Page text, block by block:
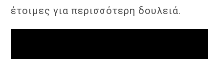
έτοιμες για περισσότερη δουλειά.